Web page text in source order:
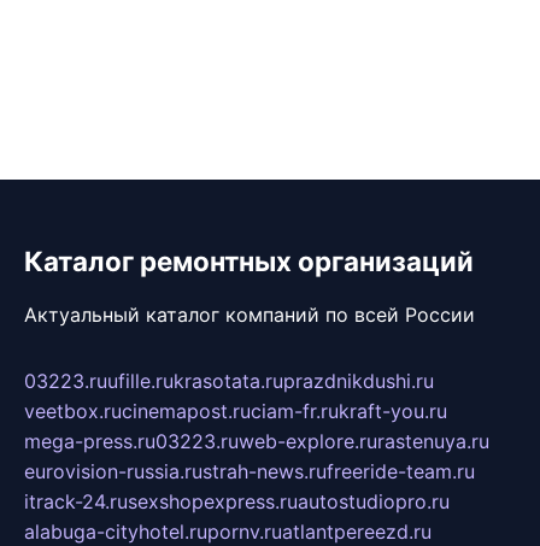
Каталог ремонтных организаций
Актуальный каталог компаний по всей России
03223.ruufille.rukrasotata.ruprazdnikdushi.ru
veetbox.rucinemapost.ruciam-fr.rukraft-you.ru
mega-press.ru03223.ruweb-explore.rurastenuya.ru
eurovision-russia.rustrah-news.rufreeride-team.ru
itrack-24.rusexshopexpress.ruautostudiopro.ru
alabuga-cityhotel.rupornv.ruatlantpereezd.ru